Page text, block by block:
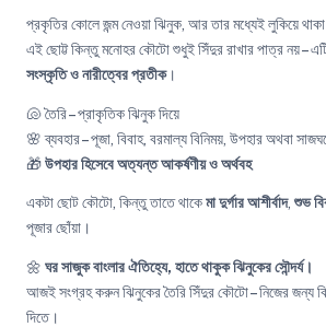
প্রকৃতির কোলে জন্ম নেওয়া ঝিনুক, আর তার মধ্যেই লুকিয়ে থাকা
এই ছোট্ট কিন্তু মনোহর কৌটো শুধুই সিঁদুর রাখার পাত্র নয় –
সংস্কৃতি ও নারীত্বের প্রতীক।
🐚 তৈরি – প্রাকৃতিক ঝিনুক দিয়ে
🌸 ব্যবহার – পূজা, বিবাহ, বরমাল্য বিনিময়, উপহার অথবা
🎁উপহার হিসেবে অত্যন্ত আকর্ষণীয় ও অর্থবহ
একটা ছোট কৌটো, কিন্তু তাতে থাকেমা দুর্গার আশীর্বাদ, শুভ
পূজার ছোঁয়া।
🌼 ঘর সাজুক বাংলার ঐতিহ্যে, হাতে থাকুক ঝিনুকের সৌন্দর্য।
আজই সংগ্রহ করুন ঝিনুকের তৈরি সিঁদুর কৌটো – নিজের জন্য
দিতে।